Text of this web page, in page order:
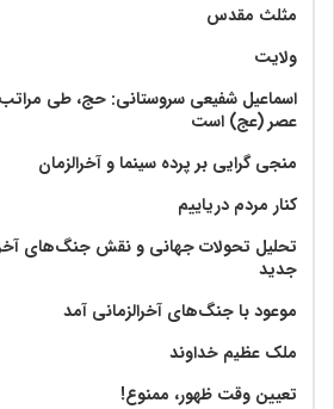
مثلث مقدس
ولايت‏
اسماعیل شفیعی سروستانی: حج، طی
عصر (عج) است
منجی گرایی بر پرده سینما و آخرالزمان
کنار مردم دریاییم
تحلیل تحولات جهانی و نقش جنگ‌های
جدید
موعود با جنگ‌های آخرالزمانی آمد
ملک عظیم خداوند
تعیین وقت ظهور، ممنوع!